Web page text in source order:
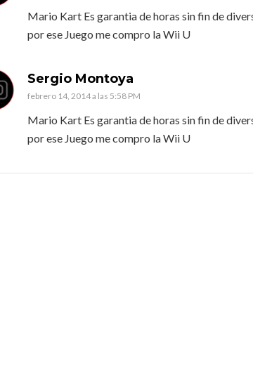
Mario Kart Es garantia de horas sin fin de
por ese Juego me compro la Wii U
Sergio Montoya
febrero 14, 2014 a las 5:58 PM
Mario Kart Es garantia de horas sin fin de
por ese Juego me compro la Wii U